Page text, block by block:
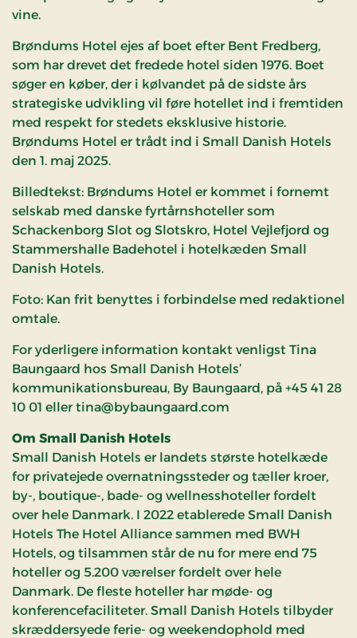
vine.
Brøndums Hotel ejes af boet efter Bent Fredberg,
som har drevet det fredede hotel siden 1976. Boet
søger en køber, der i kølvandet på de sidste års
strategiske udvikling vil føre hotellet ind i fremtiden
med respekt for stedets eksklusive historie.
Brøndums Hotel er trådt ind i Small Danish Hotels
den 1. maj 2025.
Billedtekst: Brøndums Hotel er kommet i fornemt
selskab med danske fyrtårnshoteller som
Schackenborg Slot og Slotskro, Hotel Vejlefjord og
Stammershalle Badehotel i hotelkæden Small
Danish Hotels.
Foto: Kan frit benyttes i forbindelse med redaktionel
omtale.
For yderligere information kontakt venligst Tina
Baungaard hos Small Danish Hotels’
kommunikationsbureau, By Baungaard, på +45 41 28
10 01 eller tina@bybaungaard.com
Om Small Danish Hotels
Small Danish Hotels er landets største hotelkæde
for privatejede overnatningssteder og tæller kroer,
by-, boutique-, bade- og wellnesshoteller fordelt
over hele Danmark. I 2022 etablerede Small Danish
Hotels The Hotel Alliance sammen med BWH
Hotels, og tilsammen står de nu for mere end 75
hoteller og 5.200 værelser fordelt over hele
Danmark. De fleste hoteller har møde- og
konferencefaciliteter. Small Danish Hotels tilbyder
skræddersyede ferie- og weekendophold med